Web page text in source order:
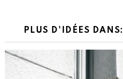
PLUS D'IDÉES DANS: